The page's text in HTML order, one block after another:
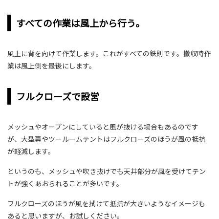
すべての作業は風上から行う。
風上に背を向けて作業します。これがすべての鉄則です。撤収時作
業は風上側を最後にします。
フルクローズで設営
メッシュやオープンにしていると風が抜ける場合もあるのです
が、大型幕やツールームテントはフルクローズのほうが風の抵抗
が軽減します。
というのも、メッシュや吹き抜けでも天井部分が風を受けてテン
トが強くあおられることが多いです。
フルクローズのほうが風を拭けて抵抗が大きいようなイメージも
あると思いますが、お試しください。